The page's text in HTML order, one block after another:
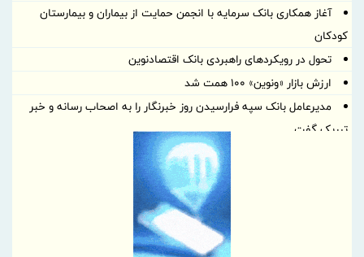
آغاز همکاری بانک سرمایه با انجمن حمایت از بیماران و بیمارستان
کودکان
تحول در رویکردهای راهبردی بانک اقتصادنوین
ارزش بازار «ونوین» 100 همت شد
مدیرعامل بانک سپه فرارسیدن روز خبرنگار را به اصحاب رسانه و خبر
تبریک گفت
پیشی گرفتن رشد سپرده‌های بانک کشاورزی از شبکه بانکی / ورود به
ارتباط بدون روایت، تکراری بی‌روح است